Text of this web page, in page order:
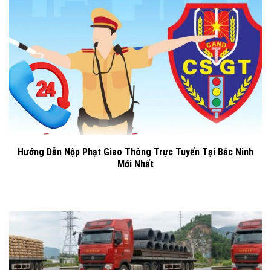
Hướng Dẫn Nộp Phạt Giao Thông Trực Tuyến Tại Bắc Ninh
Mới Nhất